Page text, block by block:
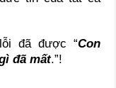
đã được “Con
đã mất.”!